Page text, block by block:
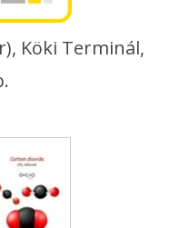
Köki Terminál,